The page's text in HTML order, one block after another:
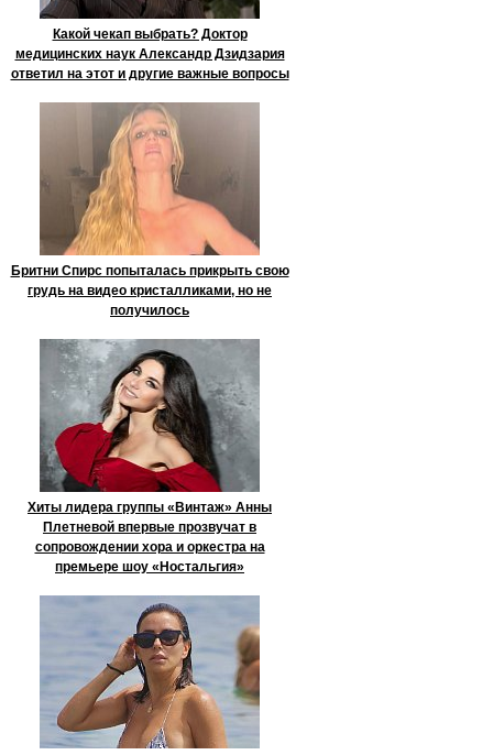
Какой чекап выбрать? Доктор
медицинских наук Александр Дзидзария
ответил на этот и другие важные вопросы
Бритни Спирс попыталась прикрыть свою
грудь на видео кристалликами, но не
получилось
Хиты лидера группы «Винтаж» Анны
Плетневой впервые прозвучат в
сопровождении хора и оркестра на
премьере шоу «Ностальгия»